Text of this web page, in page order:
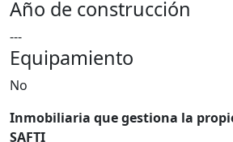
Año de construcción
---
Equipamiento
No
Inmobiliaria que gestiona la
SAFTI